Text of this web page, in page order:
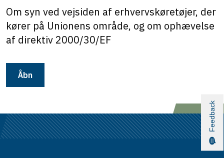
Om syn ved vejsiden af erhvervskøretøjer, der
kører på Unionens område, og om ophævelse
af direktiv 2000/30/EF
Åbn
Feedback